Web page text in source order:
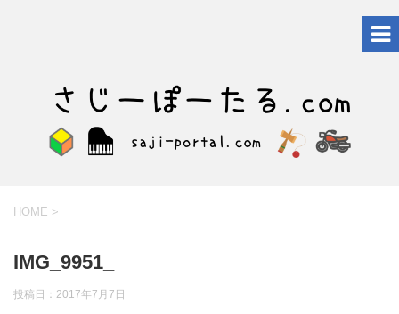
HOME >
IMG_9951_
投稿日： 2017年7月7日